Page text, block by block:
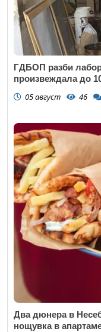
ГДБОП разби
произвеждала до
05 август 46
Два дюнера в
нощувка в